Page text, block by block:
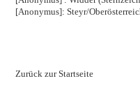
[Anonymus]: Steyr/
Zurück zur Startseite